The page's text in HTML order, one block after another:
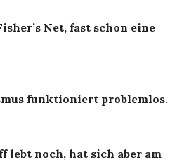
Net, fast schon eine
funktioniert problemlos.
lebt noch, hat sich aber am